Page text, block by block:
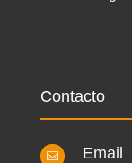
Contacto
 Email